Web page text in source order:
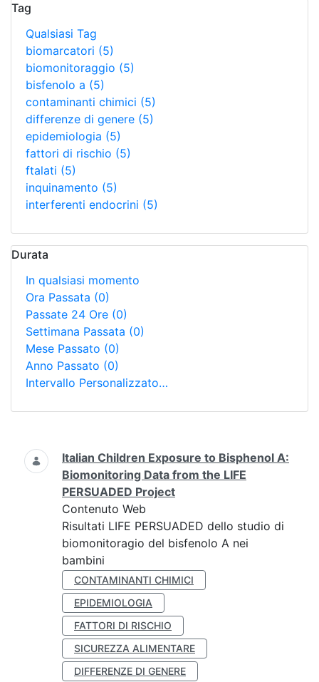
Tag
Qualsiasi Tag
biomarcatori (5)
biomonitoraggio (5)
bisfenolo a (5)
contaminanti chimici (5)
differenze di genere (5)
epidemiologia (5)
fattori di rischio (5)
ftalati (5)
inquinamento (5)
interferenti endocrini (5)
Durata
In qualsiasi momento
Ora Passata (0)
Passate 24 Ore (0)
Settimana Passata (0)
Mese Passato (0)
Anno Passato (0)
Intervallo Personalizzato…
Ricerca
Italian Children Exposure to Bisphenol A:
Biomonitoring Data from the LIFE
PERSUADED Project
Contenuto Web
Risultati LIFE PERSUADED dello studio di
biomonitoragio del bisfenolo A nei
bambini
CONTAMINANTI CHIMICI
EPIDEMIOLOGIA
FATTORI DI RISCHIO
SICUREZZA ALIMENTARE
DIFFERENZE DI GENERE